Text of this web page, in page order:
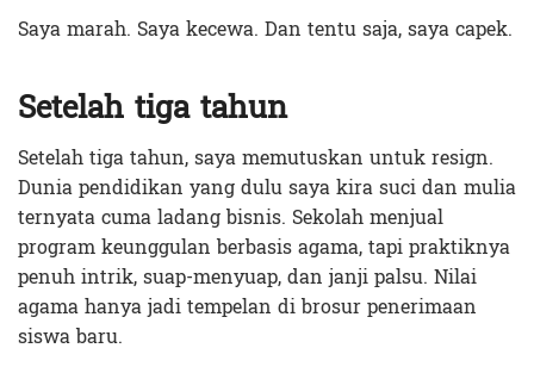
Saya marah. Saya kecewa. Dan tentu saja, saya capek.
Setelah tiga tahun
Setelah tiga tahun, saya memutuskan untuk resign.
Dunia pendidikan yang dulu saya kira suci dan mulia
ternyata cuma ladang bisnis. Sekolah menjual
program keunggulan berbasis agama, tapi praktiknya
penuh intrik, suap-menyuap, dan janji palsu. Nilai
agama hanya jadi tempelan di brosur penerimaan
siswa baru.